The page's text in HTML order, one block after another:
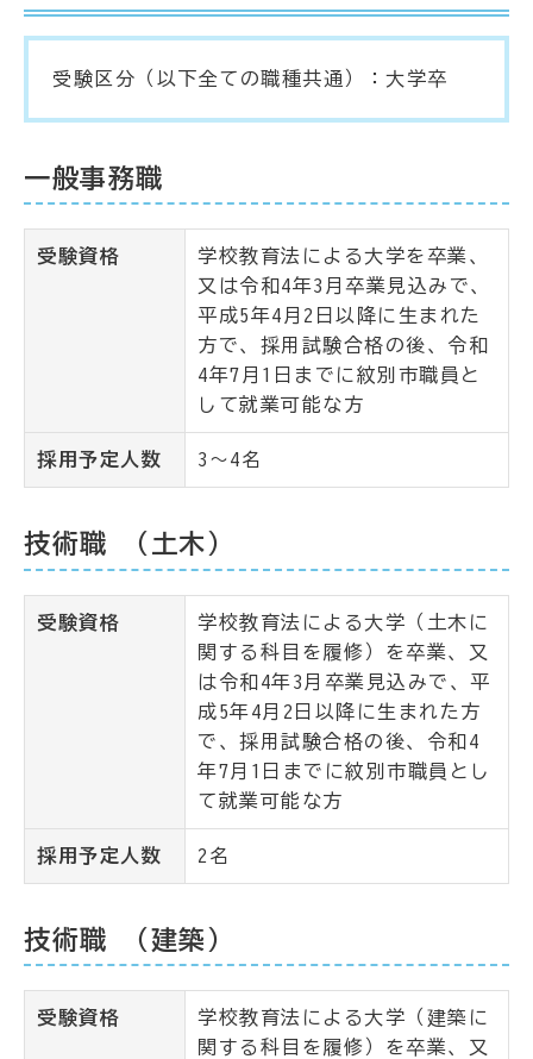
受験区分（以下全ての職種共通）：大学卒
一般事務職
受験資格
学校教育法による大学を卒業、
又は令和4年3月卒業見込みで、
平成5年4月2日以降に生まれた
方で、採用試験合格の後、令和
4年7月1日までに紋別市職員と
して就業可能な方
採用予定人数 3～4名
技術職 （土木）
受験資格
学校教育法による大学（土木に
関する科目を履修）を卒業、又
は令和4年3月卒業見込みで、平
成5年4月2日以降に生まれた方
で、採用試験合格の後、令和4
年7月1日までに紋別市職員とし
て就業可能な方
採用予定人数 2名
技術職 （建築）
受験資格
学校教育法による大学（建築に
関する科目を履修）を卒業、又